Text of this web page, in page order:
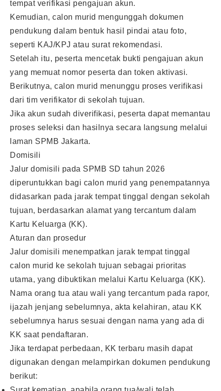
tempat verifikasi pengajuan akun.
Kemudian, calon murid mengunggah dokumen
pendukung dalam bentuk hasil pindai atau foto,
seperti KAJ/KPJ atau surat rekomendasi.
Setelah itu, peserta mencetak bukti pengajuan akun
yang memuat nomor peserta dan token aktivasi.
Berikutnya, calon murid menunggu proses verifikasi
dari tim verifikator di sekolah tujuan.
Jika akun sudah diverifikasi, peserta dapat memantau
proses seleksi dan hasilnya secara langsung melalui
laman SPMB Jakarta.
Domisili
Jalur domisili pada SPMB SD tahun 2026
diperuntukkan bagi calon murid yang penempatannya
didasarkan pada jarak tempat tinggal dengan sekolah
tujuan, berdasarkan alamat yang tercantum dalam
Kartu Keluarga (KK).
Aturan dan prosedur
Jalur domisili menempatkan jarak tempat tinggal
calon murid ke sekolah tujuan sebagai prioritas
utama, yang dibuktikan melalui Kartu Keluarga (KK).
Nama orang tua atau wali yang tercantum pada rapor,
ijazah jenjang sebelumnya, akta kelahiran, atau KK
sebelumnya harus sesuai dengan nama yang ada di
KK saat pendaftaran.
Jika terdapat perbedaan, KK terbaru masih dapat
digunakan dengan melampirkan dokumen pendukung
berikut: